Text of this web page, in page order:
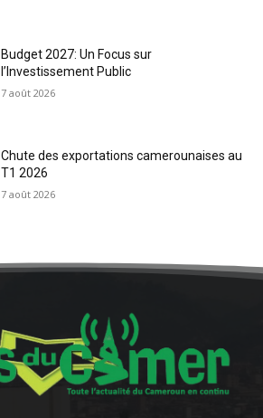
Budget 2027: Un Focus sur
l’Investissement Public
7 août 2026
Chute des exportations camerounaises au
T1 2026
7 août 2026